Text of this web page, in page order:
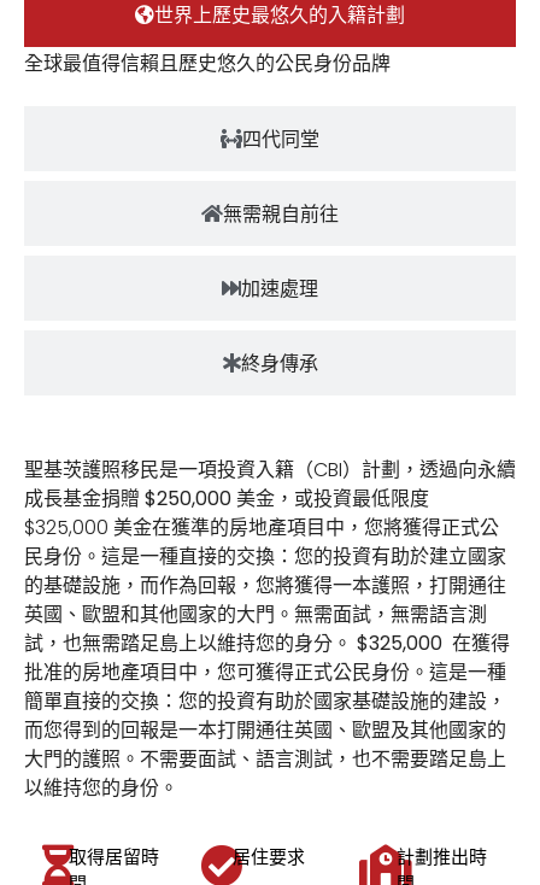
世界上歷史最悠久的入籍計劃
四代同堂
無需親自前往
加速處理
終身傳承
全球最值得信賴且歷史悠久的公民身份品牌
聖基茨護照移民是一項投資入籍（CBI）計劃，透過向永續
成長基金捐贈 $250,000美金，或投資最低限度
$325,000 美金在獲準的房地產項目中，您將獲得正式公
民身份。這是一種直接的交換：您的投資有助於建立國家
的基礎設施，而作為回報，您將獲得一本護照，打開通往
英國、歐盟和其他國家的大門。無需面試，無需語言測
試，也無需踏足島上以維持您的身分。 $325,000 在獲得
批准的房地產項目中，您可獲得正式公民身份。這是一種
簡單直接的交換：您的投資有助於國家基礎設施的建設，
而您得到的回報是一本打開通往英國、歐盟及其他國家的
大門的護照。不需要面試、語言測試，也不需要踏足島上
以維持您的身份。
取得居留時
居住要求
計劃推出時